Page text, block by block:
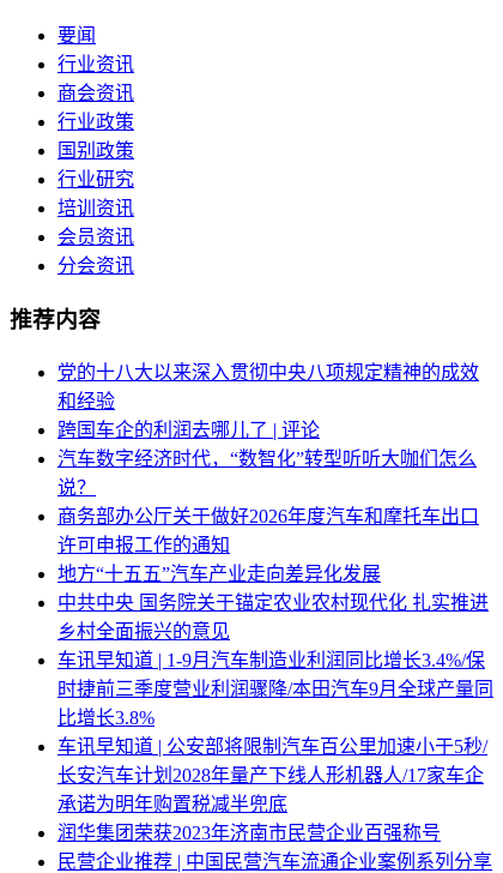
要闻
行业资讯
商会资讯
行业政策
国别政策
行业研究
培训资讯
会员资讯
分会资讯
推荐内容
党的十八大以来深入贯彻中央八项规定精神的成效
和经验
跨国车企的利润去哪儿了 | 评论
汽车数字经济时代，“数智化”转型听听大咖们怎么
说？
商务部办公厅关于做好2026年度汽车和摩托车出口
许可申报工作的通知
地方“十五五”汽车产业走向差异化发展
中共中央 国务院关于锚定农业农村现代化 扎实推进
乡村全面振兴的意见
车讯早知道 | 1-9月汽车制造业利润同比增长3.4%/保
时捷前三季度营业利润骤降/本田汽车9月全球产量同
比增长3.8%
车讯早知道 | 公安部将限制汽车百公里加速小于5秒/
长安汽车计划2028年量产下线人形机器人/17家车企
承诺为明年购置税减半兜底
润华集团荣获2023年济南市民营企业百强称号
民营企业推荐 | 中国民营汽车流通企业案例系列分享